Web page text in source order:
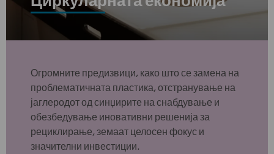
Огромните предизвици, како што се замена на
проблематичната пластика, отстранување на
јаглеродот од синџирите на снабдување и
обезбедување иновативни решенија за
рециклирање, земаат целосен фокус и
значителни инвестиции.